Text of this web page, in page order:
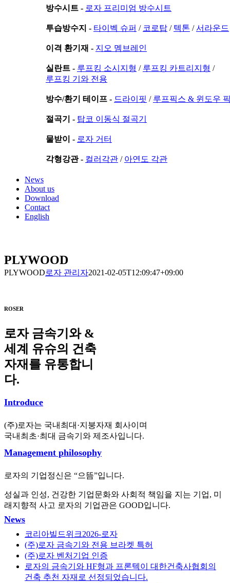
방수시트 - 로자 프리미엄 방수시트
투습방수지 - 타이벡 슈퍼 / 코로탑 / 텍톤 /서라운드
이격 환기재 - 지오 멤브레인
실란트 - 루프킹 소시지형 / 루프킹 카트리지형 /
루프킹 기와 전용
방수/환기 테이프 - 드라이핏 / 루프픽스 & 윈도우
절곡기 - 탑코 이동식 절곡기
물받이 - 로자 거터
각형강관 - 컬러각관 / 아연도 각관
News
About us
Download
Contact
English
PLYWOOD
PLYWOOD로자 관리자2021-02-05T12:09:47+09:00
ROSER
로자금속기와 &
세계 유슈의 건축
자재를 유통합니
다.
Introduce
(주)로자는 국내최대·지붕자재 회사이며
국내최초·최대 금속기와 제조사입니다.
Management philosophy
로자의 기업정신은 “으뜸”입니다.
성실과 인성, 건강한 기업문화와 사회적 책임을 지는 기업, 미
래지향적 사고 로자의 기업관은 GOOD입니다.
News
코리아빌드위크2026-로자
(주)로자 금속기와 전용 브라켓 특허
(주)로자 벤처기업 인증
로자의 금속기와 HF형과 프론텍이 대한건축사협회의
건축 추천 자재로 선정되었습니다.